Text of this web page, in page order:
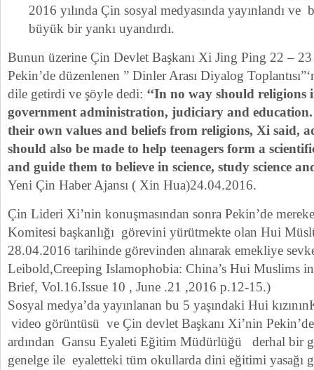
2016 yılında Çin sosyal medyasında yayınlandı
büyük bir yankı uyandırdı.
Bunun üzerine Çin Devlet Başkanı Xi Jing Ping 22 –
Pekin’de düzenlenen ” Dinler Arası Diyalog
dile getirdi ve şöyle dedi: ‘‘In no way should religions
government administration, judiciary and education.
their own values and beliefs from religions, Xi said,
should also be made to help teenagers form a
and guide them to believe in science, study science
Yeni Çin Haber Ajansı ( Xin Hua)24.04.2016.
Çin Lideri Xi’nin konuşmasından sonra Pekin’de
Komitesi başkanlığı görevini yürütmekte olan Hui
28.04.2016 tarihinde görevinden alınarak emekliye
Leibold,Creeping Islamophobia: China’s Hui Muslims
Brief, Vol.16.Issue 10 , June .21 ,2016 p.12-15.)
Sosyal medya’da yayınlanan bu 5 yaşındaki Hui
video görüntüsü ve Çin devlet Başkanı Xi’nin Pekin’de
ardından Gansu Eyaleti Eğitim Müdürlüğü derhal bir
genelge ile eyaletteki tüm okullarda dini eğitimi yasağı